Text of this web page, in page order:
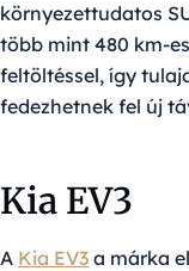
környezettudatos
több mint 480 km-
feltöltéssel, így
fedezhetnek fel új
Kia EV3
A Kia EV3 a márka